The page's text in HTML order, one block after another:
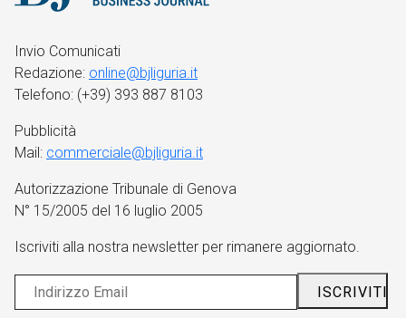
Invio Comunicati
Redazione: online@bjliguria.it
Telefono: (+39) 393 887 8103
Pubblicità
Mail: commerciale@bjliguria.it
Autorizzazione Tribunale di Genova
N° 15/2005 del 16 luglio 2005
Iscriviti alla nostra newsletter per rimanere aggiornato.